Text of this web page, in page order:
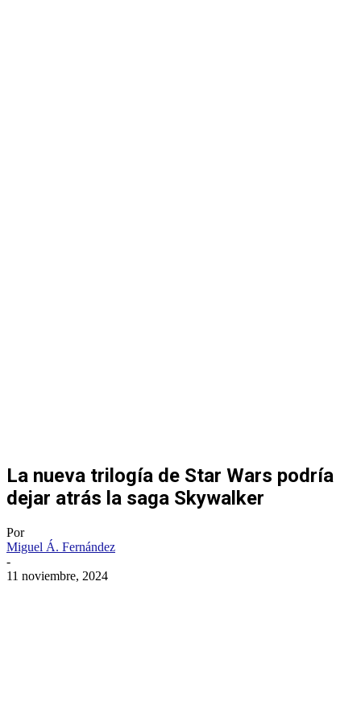
La nueva trilogía de Star Wars podría
dejar atrás la saga Skywalker
Por
Miguel Á. Fernández
-
11 noviembre, 2024